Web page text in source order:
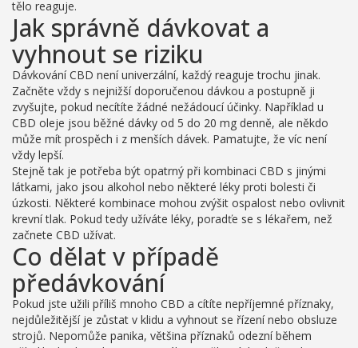
tělo reaguje.
Jak správně dávkovat a
vyhnout se riziku
Dávkování CBD není univerzální, každý reaguje trochu jinak.
Začněte vždy s nejnižší doporučenou dávkou a postupně ji
zvyšujte, pokud necítíte žádné nežádoucí účinky. Například u
CBD oleje jsou běžné dávky od 5 do 20 mg denně, ale někdo
může mít prospěch i z menších dávek. Pamatujte, že víc není
vždy lepší.
Stejně tak je potřeba být opatrný při kombinaci CBD s jinými
látkami, jako jsou alkohol nebo některé léky proti bolesti či
úzkosti. Některé kombinace mohou zvýšit ospalost nebo ovlivnit
krevní tlak. Pokud tedy užíváte léky, poradťe se s lékařem, než
začnete CBD užívat.
Co dělat v případě
předávkování
Pokud jste užili příliš mnoho CBD a cítíte nepříjemné příznaky,
nejdůležitější je zůstat v klidu a vyhnout se řízení nebo obsluze
strojů. Nepomůže panika, většina příznaků odezní během